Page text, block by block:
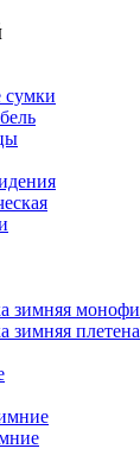
сумки
зимняя
зимняя